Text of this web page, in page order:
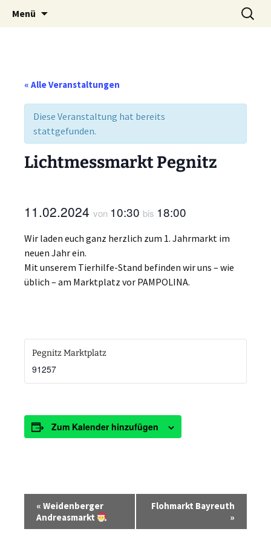
Tierhilfe
Weidenberg und Umgebung e.V.
Menü
Suchen
nach:
« Alle Veranstaltungen
Diese Veranstaltung hat bereits
stattgefunden.
Lichtmessmarkt Pegnitz
11.02.2024 von 10:30 bis 18:00
Wir laden euch ganz herzlich zum 1. Jahrmarkt im
neuen Jahr ein.
Mit unserem Tierhilfe-Stand befinden wir uns – wie
üblich – am Marktplatz vor PAMPOLINA.
Pegnitz Marktplatz
91257
Zum Kalender hinzufügen
« Weidenberger
Andreasmarkt
Flohmarkt Bayreuth
»